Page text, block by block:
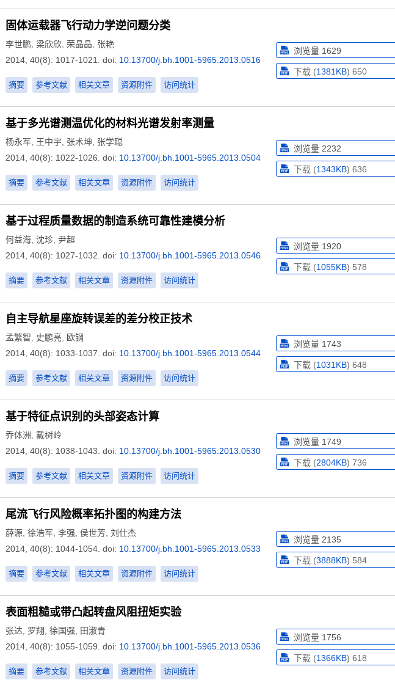
固体运载器飞行动力学逆问题分类
李世鹏 梁欣欣 荣晶晶
张艳
2014, 40(8): 1017-1021.
doi: 10.13700/j.bh.1001-5965.2013.0516
摘要 参考文献 相关文章 资源附件 访问统计
浏览量 1629
下载 (1381KB) 650
基于多光谱测温优化的材料光谱发射率测量
杨永军 王中宇 张术坤
张学聪
2014, 40(8): 1022-1026. doi: 10.13700/j.bh.1001-5965.2013.0504
摘要 参考文献 相关文章 资源附件 访问统计
浏览量 2232
下载 (1343KB) 636
基于过程质量数据的制造系统可靠性建模分析
何益海 沈珍 尹超
2014, 40(8): 1027-1032. doi: 10.13700/j.bh.1001-5965.2013.0546
摘要 参考文献 相关文章 资源附件 访问统计
浏览量 1920
下载 (1055KB) 578
自主导航星座旋转误差的差分校正技术
孟繁智 史鹏亮
欧钢
2014, 40(8): 1033-1037. doi: 10.13700/j.bh.1001-5965.2013.0544
摘要 参考文献 相关文章 资源附件 访问统计
浏览量 1743
下载 (1031KB) 648
基于特征点识别的头部姿态计算
乔体洲
戴树岭
2014, 40(8): 1038-1043. doi: 10.13700/j.bh.1001-5965.2013.0530
摘要 参考文献 相关文章 资源附件 访问统计
浏览量 1749
下载 (2804KB) 736
尾流飞行风险概率拓扑图的构建方法
薛源 徐浩军 李强 侯世芳 刘仕杰
2014, 40(8): 1044-1054. doi: 10.13700/j.bh.1001-5965.2013.0533
摘要 参考文献 相关文章 资源附件 访问统计
浏览量 2135
下载 (3888KB) 584
表面粗糙或带凸起转盘风阻扭矩实验
张达 罗翔 徐国强
田淑青
2014, 40(8): 1055-1059. doi: 10.13700/j.bh.1001-5965.2013.0536
摘要 参考文献 相关文章 资源附件 访问统计
浏览量 1756
下载 (1366KB) 618